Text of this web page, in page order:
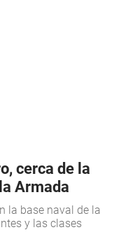
cerca de la
Armada
la base naval de la
y las clases